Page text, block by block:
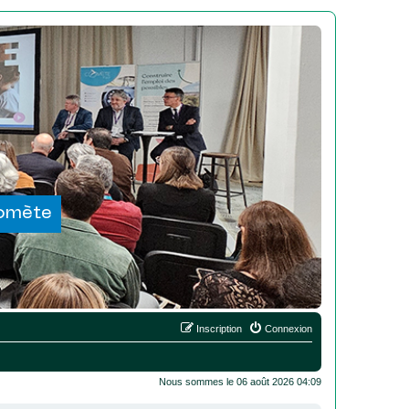
Connexion
Inscription
Nous sommes le 06 août 2026 04:09